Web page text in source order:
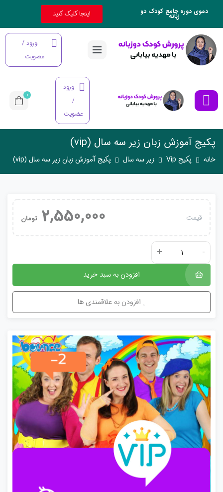
دموی دوره جامع کودک دو
زبانه اینجا کلیک کنید
ورود /
عضویت
ورود
/
عضویت
0
پکیج آموزش زبان زیر سه سال (vip)
خانه پکیج Vip زیر سه سال پکیج آموزش زبان زیر سه سال (vip)
قیمت 2,550,000 تومان
-
+
افزودن به سبد خرید
افزودن به علاقمندی ها